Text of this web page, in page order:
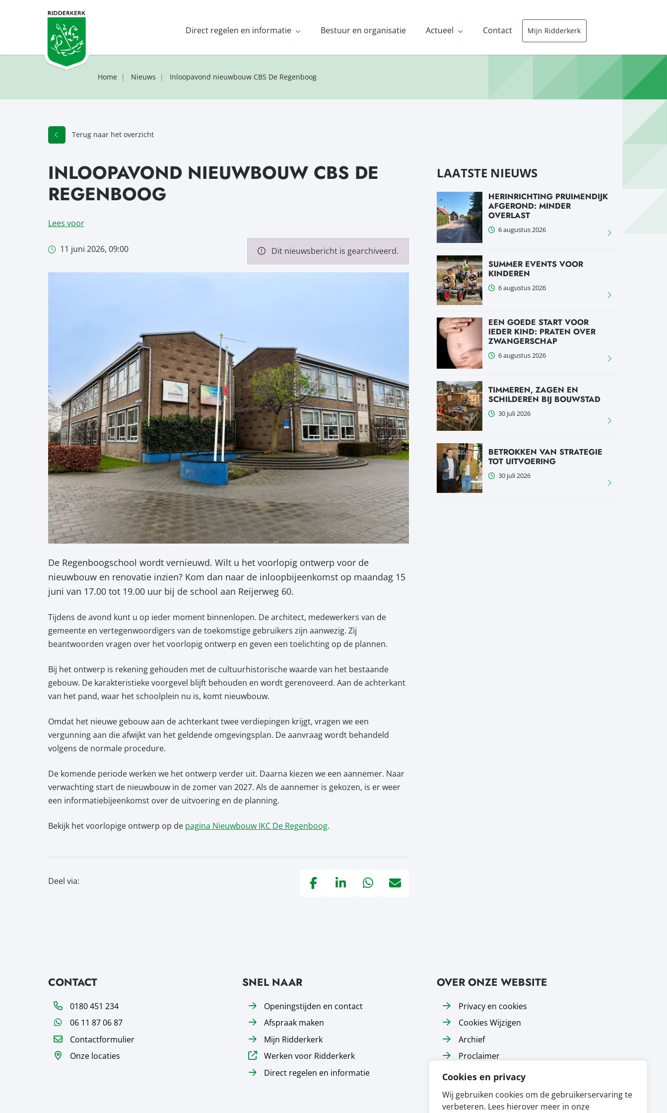
Cookies en privacy
Wij gebruiken cookies om de gebruikerservaring te
verbeteren. Lees hierover meer in onze
Direct regelen en informatie Bestuur en organisatie Actueel Contact Mijn Ridderkerk
Home Nieuws Inloopavond nieuwbouw CBS De Regenboog
Terug naar het overzicht
INLOOPAVOND NIEUWBOUW CBS DE
REGENBOOG
Lees voor
11 juni 2026, 09:00 Dit nieuwsbericht is gearchiveerd.
De Regenboogschool wordt vernieuwd. Wilt u het voorlopig ontwerp voor de
nieuwbouw en renovatie inzien? Kom dan naar de inloopbijeenkomst op maandag 15
juni van 17.00 tot 19.00 uur bij de school aan Reijerweg 60.
Tijdens de avond kunt u op ieder moment binnenlopen. De architect, medewerkers van de
gemeente en vertegenwoordigers van de toekomstige gebruikers zijn aanwezig. Zij
beantwoorden vragen over het voorlopig ontwerp en geven een toelichting op de plannen.
Bij het ontwerp is rekening gehouden met de cultuurhistorische waarde van het bestaande
gebouw. De karakteristieke voorgevel blijft behouden en wordt gerenoveerd. Aan de achterkant
van het pand, waar het schoolplein nu is, komt nieuwbouw.
Omdat het nieuwe gebouw aan de achterkant twee verdiepingen krijgt, vragen we een
vergunning aan die afwijkt van het geldende omgevingsplan. De aanvraag wordt behandeld
volgens de normale procedure.
De komende periode werken we het ontwerp verder uit. Daarna kiezen we een aannemer. Naar
verwachting start de nieuwbouw in de zomer van 2027. Als de aannemer is gekozen, is er weer
een informatiebijeenkomst over de uitvoering en de planning.
Bekijk het voorlopige ontwerp op de pagina Nieuwbouw IKC De Regenboog.
Deel via:
LAATSTE NIEUWS
HERINRICHTING PRUIMENDIJK
AFGEROND: MINDER
OVERLAST
6 augustus 2026
SUMMER EVENTS VOOR
KINDEREN
6 augustus 2026
EEN GOEDE START VOOR
IEDER KIND: PRATEN OVER
ZWANGERSCHAP
6 augustus 2026
TIMMEREN, ZAGEN EN
SCHILDEREN BIJ BOUWSTAD
30 juli 2026
BETROKKEN VAN STRATEGIE
TOT UITVOERING
30 juli 2026
CONTACT
Telefoon0180 451 234
WhatsApp06 11 87 06 87
Contactformulier
Onze locaties
SNEL NAAR
Openingstijden en contact
Afspraak maken
Mijn Ridderkerk
Werken voor Ridderkerk
Direct regelen en informatie
OVER ONZE WEBSITE
Privacy en cookies
Cookies Wijzigen
Archief
Proclaimer
Responsible disclosure
Toegankelijkheid
Sitemap